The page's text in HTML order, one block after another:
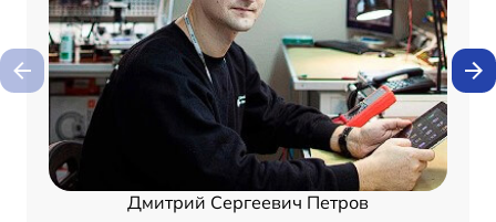
Дмитрий Сергеевич Петров